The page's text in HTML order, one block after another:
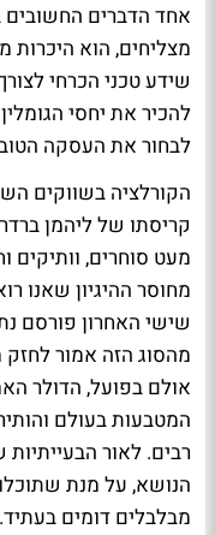
אחד הדברים החשובים
מצליחים, הוא היכרות
שידע טכני הכרחי
להכיר את יחסי
לבחור את העסקה
הקורלציה בשווקים
מעט סוחרים, וותיקים
מחוסר ההיגיון שאנו
שישי האחרון פורסם
מהסוג הזה אמור
אולם בפועל, הדולר
המטבעות בעולם
רבים. לאור
הנושא, על מנת
מבלבלים דומים בעתיד.